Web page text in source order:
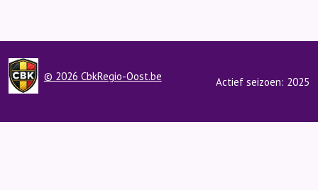
© 2026 CbkRegio-Oost.be Actief seizoen: 2025